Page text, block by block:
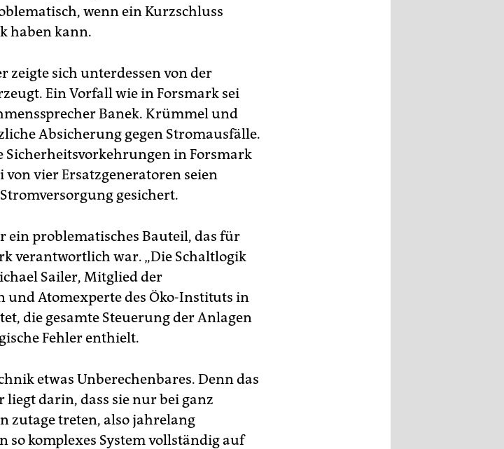
wenn ein Kurzschluss
haben kann.
zeigte sich unterdessen von der
Ein Vorfall wie in Forsmark sei
Banek. Krümmel und
Absicherung gegen Stromausfälle.
Sicherheitsvorkehrungen in Forsmark
vier Ersatzgeneratoren seien
gesichert.
ein problematisches Bauteil, das für
verantwortlich war. „Die Schaltlogik
Sailer, Mitglied der
und Atomexperte des Öko-Instituts in
die gesamte Steuerung der Anlagen
Fehler enthielt.
etwas Unberechenbares. Denn das
liegt darin, dass sie nur bei ganz
zutage treten, also jahrelang
so komplexes System vollständig auf